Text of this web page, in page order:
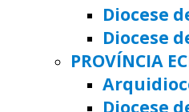
Diocese
Diocese
PROVÍNCIA
Diocese